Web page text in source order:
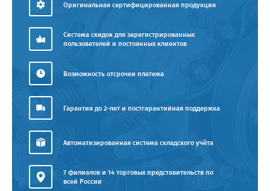
Оригинальная сертифицированная продукция
Система скидок для зарегистрированных
пользователей и постоянных клиентов
Возможность отсрочки платежа
Гарантия до 2-лет и постгарантийная поддержка
Автоматизированная система складского учёта
7 филиалов и 14 торговых представительств по
всей России